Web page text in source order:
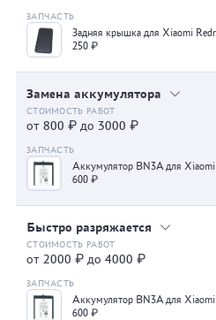
Задняя крышка для Xiaomi
250 ₽
Замена аккумулятора
от 800 ₽ до 3000 ₽
Аккумулятор BN3A для
600 ₽
Быстро разряжается
от 2000 ₽ до 4000 ₽
Аккумулятор BN3A для
600 ₽